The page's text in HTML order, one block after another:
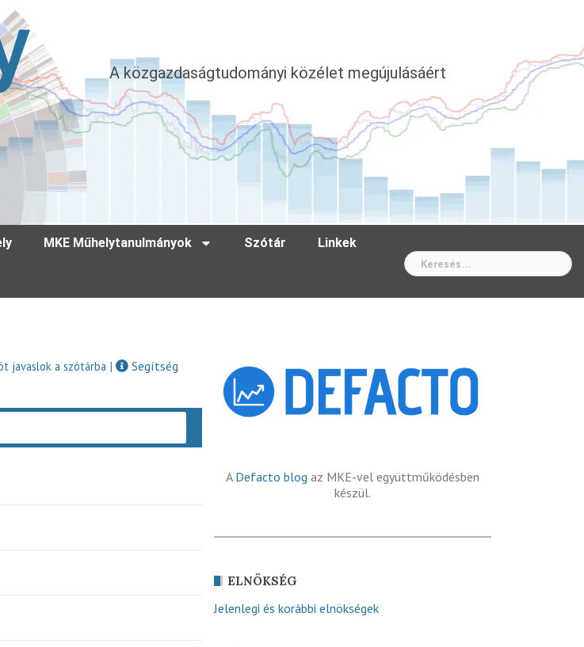
A közgazdaságtudományi közélet megújulásáért
MKE Műhelytanulmányok Szótár Linkek
javaslok a szótárba |
Segítség
A Defacto blog az MKE-vel együttműködésben
készül.
ELNÖKSÉG
Jelenlegi és korábbi elnökségek